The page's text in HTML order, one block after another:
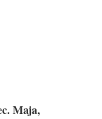
Maja,